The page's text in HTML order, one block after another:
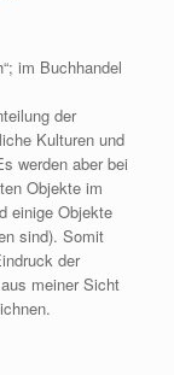
im Buchhandel
der
Kulturen und
werden aber bei
Objekte im
einige Objekte
sind). Somit
der
meiner Sicht